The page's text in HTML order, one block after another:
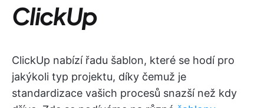
ClickUp
ClickUp nabízí řadu šablon, které se hodí pro
jakýkoli typ projektu, díky čemuž je
standardizace vašich procesů snazší než kdy